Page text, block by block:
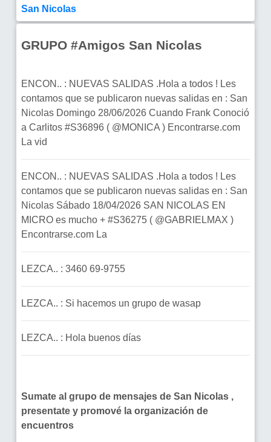
San Nicolas
GRUPO #Amigos San Nicolas
ENCON.. : NUEVAS SALIDAS .Hola a todos ! Les
contamos que se publicaron nuevas salidas en : San
Nicolas Domingo 28/06/2026 Cuando Frank Conoció
a Carlitos #S36896 ( @MONICA ) Encontrarse.com
La vid
ENCON.. : NUEVAS SALIDAS .Hola a todos ! Les
contamos que se publicaron nuevas salidas en : San
Nicolas Sábado 18/04/2026 SAN NICOLAS EN
MICRO es mucho + #S36275 ( @GABRIELMAX )
Encontrarse.com La
LEZCA.. : 3460 69-9755
LEZCA.. : Si hacemos un grupo de wasap
LEZCA.. : Hola buenos días
Sumate al grupo de mensajes de San Nicolas ,
presentate y promové la organización de
encuentros